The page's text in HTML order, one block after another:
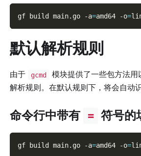
gf build main.go -a=amd64 -o=
默认解析规则
由于 gcmd
模块提供了一些包方法
解析规则。在默认规则下，将会自动
命令行中带有 = 符号的
gf build main.go -a=amd64 -o=